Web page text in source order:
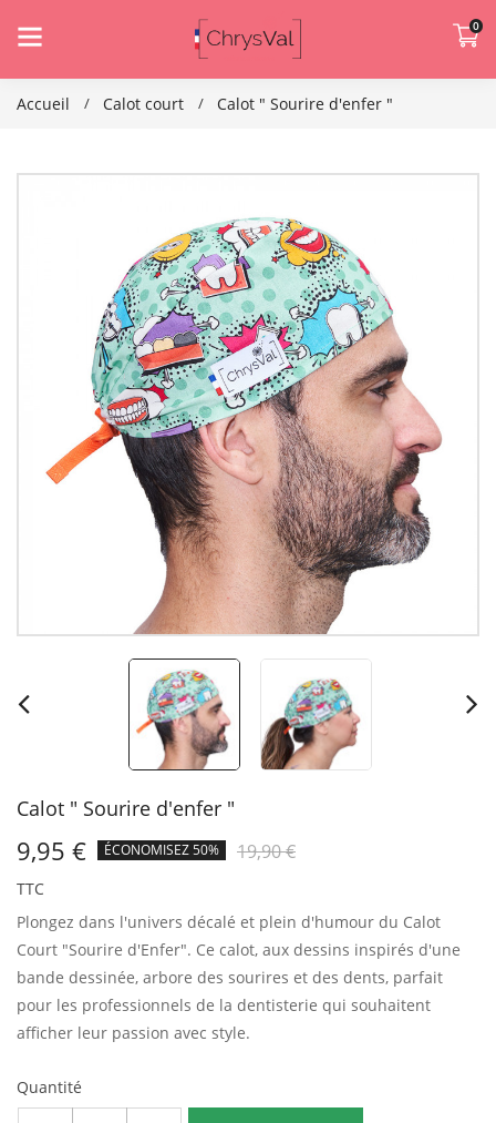
0
Accueil Calot court Calot " Sourire d'enfer "
Calot " Sourire d'enfer "
9,95 € ÉCONOMISEZ 50% 19,90 €
TTC
Plongez dans l'univers décalé et plein d'humour du Calot
Court "Sourire d'Enfer". Ce calot, aux dessins inspirés d'une
bande dessinée, arbore des sourires et des dents, parfait
pour les professionnels de la dentisterie qui souhaitent
afficher leur passion avec style.
Quantité